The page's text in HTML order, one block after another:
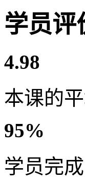
学员评
4.98
本课的
95%
学员完